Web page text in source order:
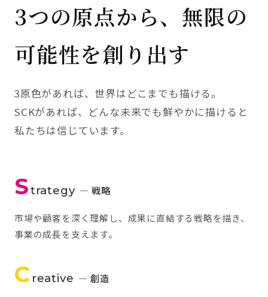
3つの原点から、無限の
可能性を創り出す
3原色があれば、世界はどこまでも描ける。
SCKがあれば、どんな未来でも鮮やかに描けると
私たちは信じています。
Strategy — 戦略
市場や顧客を深く理解し、成果に直結する戦略を描き、
事業の成長を支えます。
C reative — 創造